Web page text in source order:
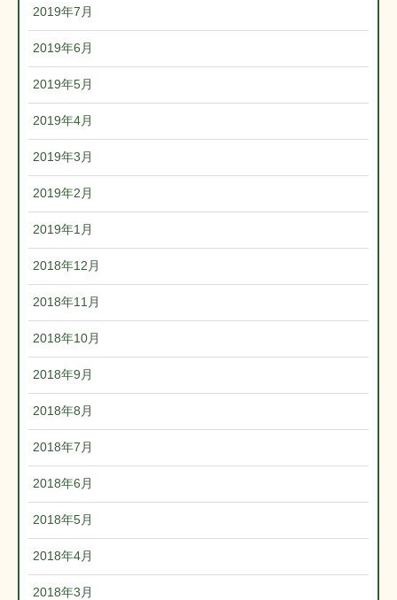
2019年7月
2019年6月
2019年5月
2019年4月
2019年3月
2019年2月
2019年1月
2018年12月
2018年11月
2018年10月
2018年9月
2018年8月
2018年7月
2018年6月
2018年5月
2018年4月
2018年3月